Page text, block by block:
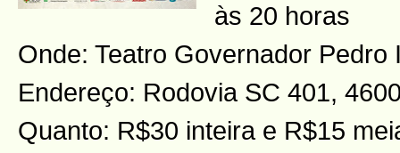
às 20 horas
Onde: Teatro Governador Pedro
Endereço: Rodovia SC 401,
Quanto: R$30 inteira e R$15